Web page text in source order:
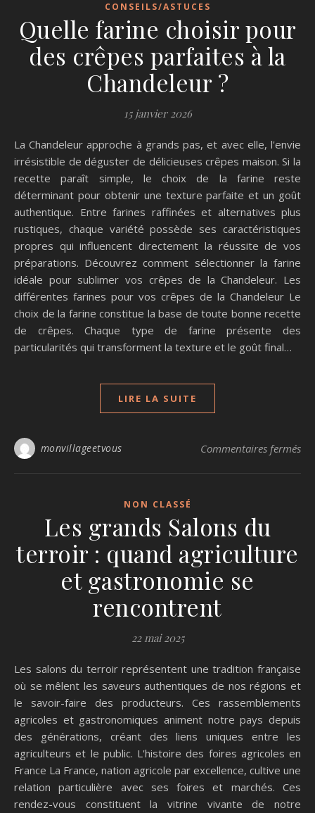
CONSEILS/ASTUCES
Quelle farine choisir pour
des crêpes parfaites à la
Chandeleur ?
15 janvier 2026
La Chandeleur approche à grands pas, et avec elle, l'envie
irrésistible de déguster de délicieuses crêpes maison. Si la
recette paraît simple, le choix de la farine reste
déterminant pour obtenir une texture parfaite et un goût
authentique. Entre farines raffinées et alternatives plus
rustiques, chaque variété possède ses caractéristiques
propres qui influencent directement la réussite de vos
préparations. Découvrez comment sélectionner la farine
idéale pour sublimer vos crêpes de la Chandeleur. Les
différentes farines pour vos crêpes de la Chandeleur Le
choix de la farine constitue la base de toute bonne recette
de crêpes. Chaque type de farine présente des
particularités qui transforment la texture et le goût final…
LIRE LA SUITE
monvillageetvous Commentaires fermés
NON CLASSÉ
Les grands Salons du
terroir : quand agriculture
et gastronomie se
rencontrent
22 mai 2025
Les salons du terroir représentent une tradition française
où se mêlent les saveurs authentiques de nos régions et
le savoir-faire des producteurs. Ces rassemblements
agricoles et gastronomiques animent notre pays depuis
des générations, créant des liens uniques entre les
agriculteurs et le public. L'histoire des foires agricoles en
France La France, nation agricole par excellence, cultive une
relation particulière avec ses foires et marchés. Ces
rendez-vous constituent la vitrine vivante de notre